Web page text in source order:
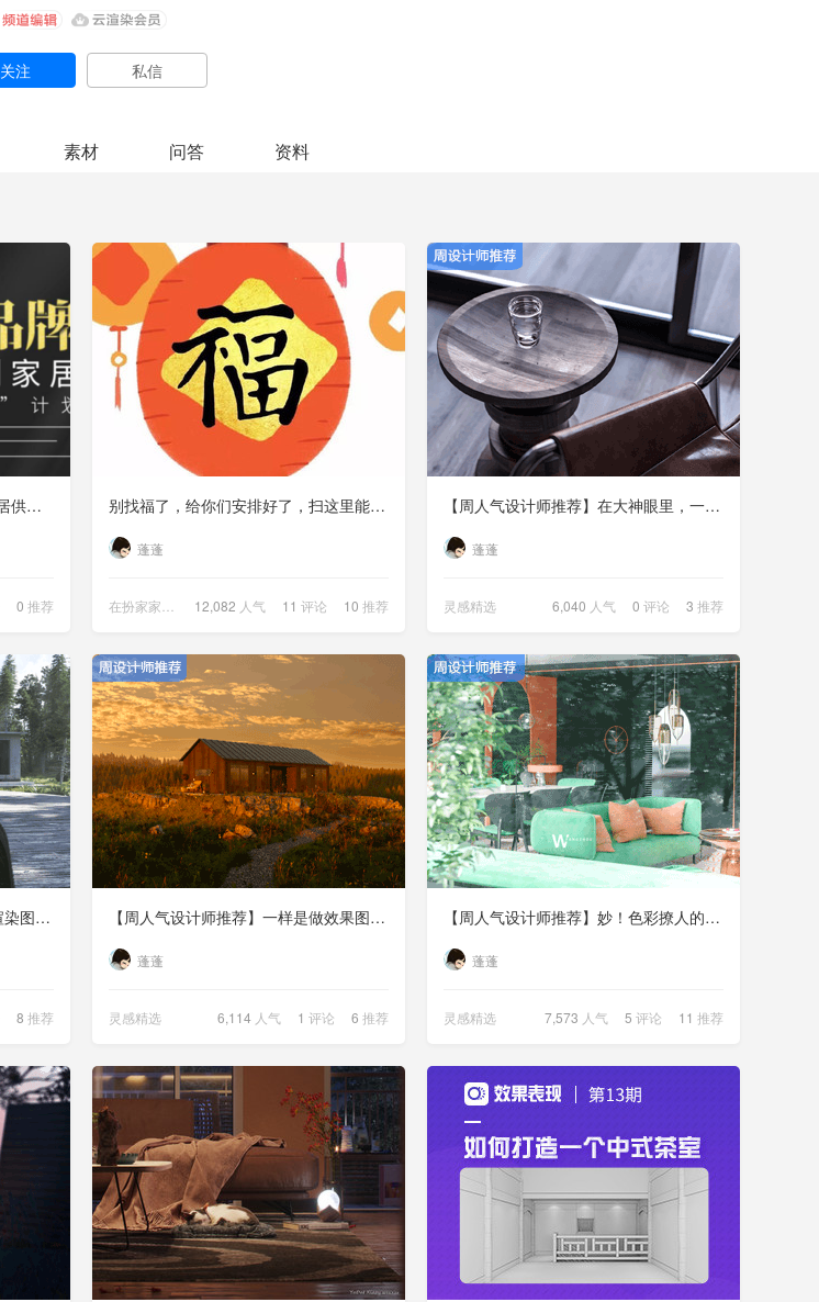
关注 私信
素材 问答 资料
智造工社发布“原创101”计划！家居供应链品牌迎来营销破局利器
0 推荐
别找福了，给你们安排好了，扫这里能拿敬业福 ？
蓬蓬
12,082 人气 11 评论 10 推荐
【周人气设计师推荐】在大神眼里，一张效果图不仅仅是一张效果图
蓬蓬
灵感精选 6,040 人气 0 评论 3 推荐
【周人气设计师推荐】有人说，渲染图，我只服室外效果图！
8 推荐
【周人气设计师推荐】一样是做效果图，别人的3D却开了挂！
蓬蓬
灵感精选 6,114 人气 1 评论 6 推荐
【周人气设计师推荐】妙！色彩撩人的效果图竟这般惊艳！
蓬蓬
灵感精选 7,573 人气 5 评论 11 推荐